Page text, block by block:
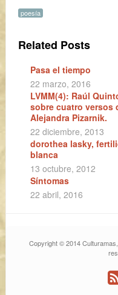
poesía
Related Posts
Pasa el tiempo
22 marzo, 2016
LVMM(4): Raúl
sobre cuatro versos
Alejandra Pizarnik.
22 diciembre, 2013
dorothea lasky,
blanca
13 octubre, 2012
Síntomas
22 abril, 2016
Copyright © 2014